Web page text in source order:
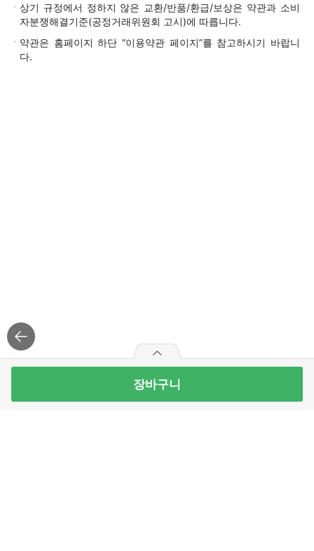
상기 규정에서 정하지 않은 교환/반품/환급/보상은 약관과 소비
자분쟁해결기준(공정거래위원회 고시)에 따릅니다.
약관은 홈페이지 하단 “이용약관 페이지”를 참고하시기 바랍니
다.
11Brix 당도선별 수박(특) 8KG이상(통)
장바구니